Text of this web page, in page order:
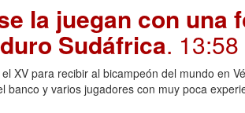
la juegan con una
Sudáfrica. 13:58
XV para recibir al bicampeón del mundo en
banco y varios jugadores con muy poca